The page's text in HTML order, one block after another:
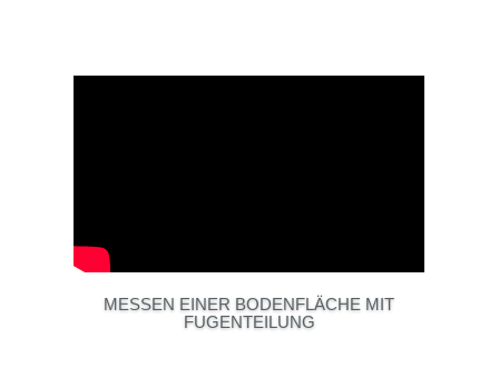
MESSEN EINER BODENFLÄCHE MIT
FUGENTEILUNG